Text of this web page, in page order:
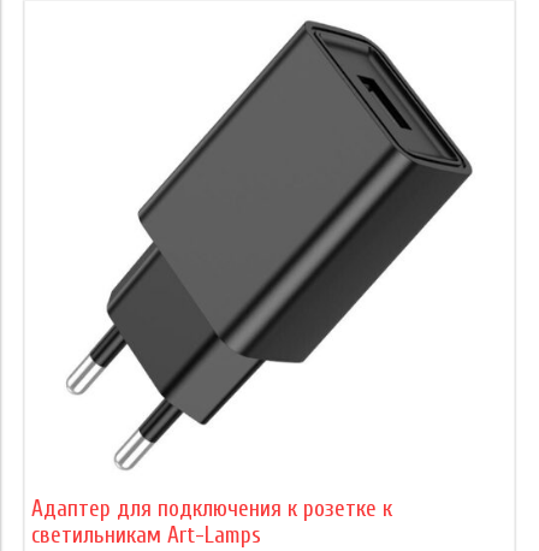
Адаптер для подключения к розетке к
светильникам Art-Lamps